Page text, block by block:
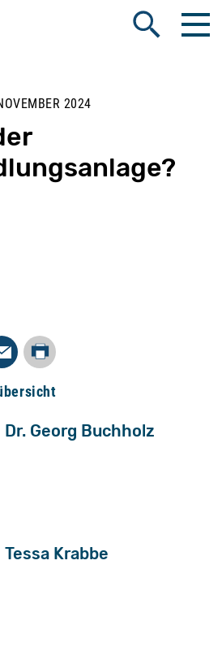
Suche öffnen
2024
Mail
Drucken
Dr. Georg Buchholz
Tessa Krabbe